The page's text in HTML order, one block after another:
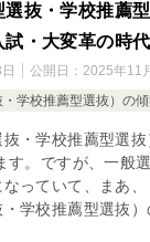
抜・学校推薦
・大変革の時代
公開日： 2025年11
学校推薦型選抜）の
・学校推薦型選
す。ですが、一般
なっていて、まあ
学校推薦型選抜）